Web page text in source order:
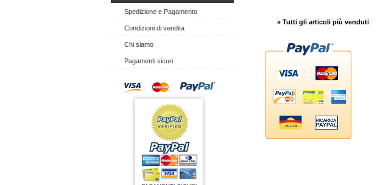
Spedizione e Pagamento
Condizioni di vendita
Chi siamo
Pagamenti sicuri
» Tutti gli articoli più venduti